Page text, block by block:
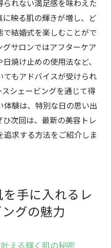
か肌を手に入れるステ
整える！高崎市のおす
を叶えるレディースシ
ングで肌を整える方法
を手に入れたい方への
レディースシェービン
ングで結婚式の準備を
れない満足感を味わえた
映る肌の輝きが増し、ど
結婚式を楽しむことがで
サロンではアフターケア
焼け止めの使用法など、
もアドバイスが受けられ
シェービングを通じて得
験は、特別な日の思い出
次回は、最新の美容トレ
求する方法をご紹介しま
手に入れるレ
グの魅力
える輝く肌の秘密